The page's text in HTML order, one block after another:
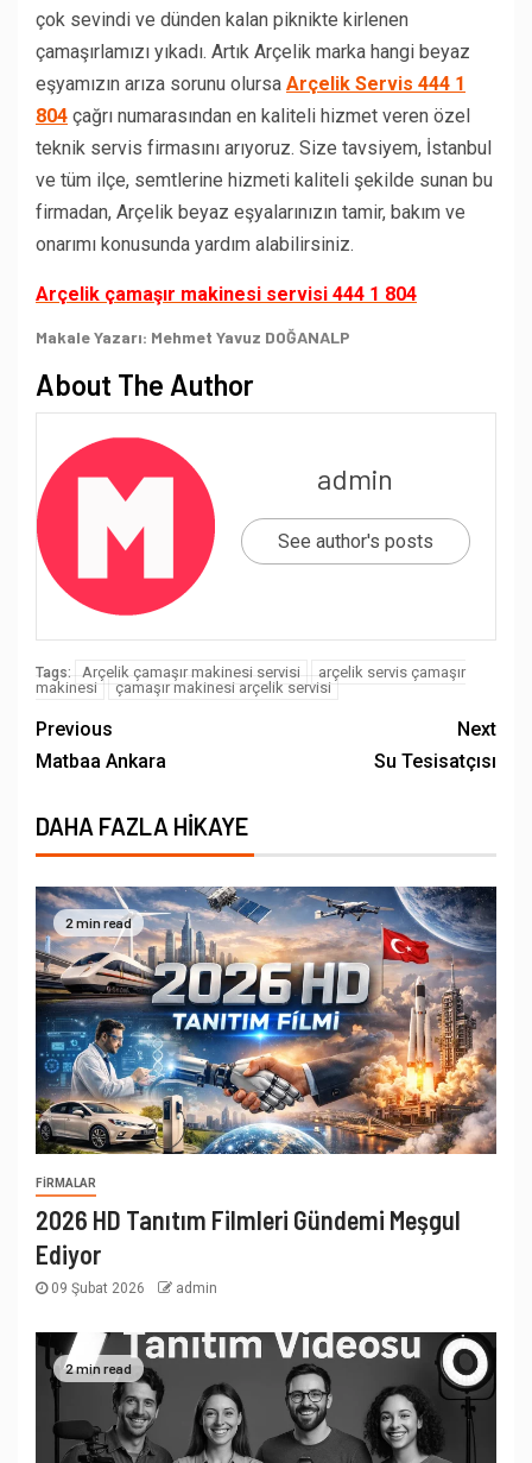
çok sevindi ve dünden kalan piknikte kirlenen
çamaşırlamızı yıkadı. Artık Arçelik marka hangi beyaz
eşyamızın arıza sorunu olursa Arçelik Servis 444 1
804 çağrı numarasından en kaliteli hizmet veren özel
teknik servis firmasını arıyoruz. Size tavsiyem, İstanbul
ve tüm ilçe, semtlerine hizmeti kaliteli şekilde sunan bu
firmadan, Arçelik beyaz eşyalarınızın tamir, bakım ve
onarımı konusunda yardım alabilirsiniz.
Arçelik çamaşır makinesi servisi 444 1 804
Makale Yazarı: Mehmet Yavuz DOĞANALP
About The Author
admin
See author's posts
Tags: Arçelik çamaşır makinesi servisi
arçelik servis çamaşır
makinesi
çamaşır makinesi arçelik servisi
Previous
Matbaa Ankara
Next
Su Tesisatçısı
DAHA FAZLA HIKAYE
2 min read
FIRMALAR
2026 HD Tanıtım Filmleri Gündemi Meşgul
Ediyor
09 Şubat 2026 admin
2 min read